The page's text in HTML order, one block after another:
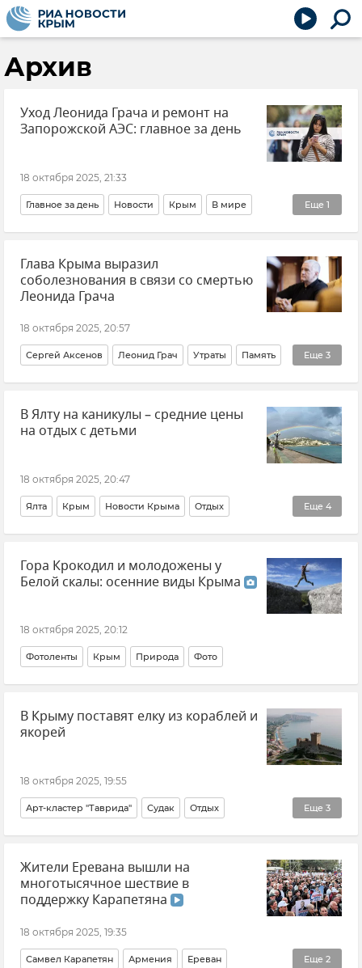
Архив
Уход Леонида Грача и ремонт на
Запорожской АЭС: главное за день
18 октября 2025, 21:33
Еще 1
Главное за день Новости Крым В мире
Общество
Глава Крыма выразил
соболезнования в связи со смертью
Леонида Грача
18 октября 2025, 20:57
Еще 3
Сергей Аксенов Леонид Грач Утраты Память
Крым Новости Крыма Политика
В Ялту на каникулы – средние цены
на отдых с детьми
18 октября 2025, 20:47
Еще 4
Ялта Крым Новости Крыма Отдых
Отдых в Крыму Туризм Туризм в Крыму
Внутренний туризм
Гора Крокодил и молодожены у
Белой скалы: осенние виды Крыма
18 октября 2025, 20:12
Фотоленты Крым Природа Фото
В Крыму поставят елку из кораблей и
якорей
18 октября 2025, 19:55
Еще 3
Арт-кластер "Таврида" Судак Отдых
Отдых в Крыму Крым Новости Крыма
Жители Еревана вышли на
многотысячное шествие в
поддержку Карапетяна
18 октября 2025, 19:35
Еще 2
Самвел Карапетян Армения Ереван